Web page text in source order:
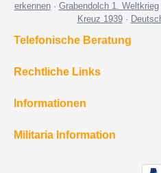
erkennen· Grabendolch 1. Weltkrieg
Kreuz 1939·
Telefonische Beratung
Rechtliche Links
Informationen
Militaria Information